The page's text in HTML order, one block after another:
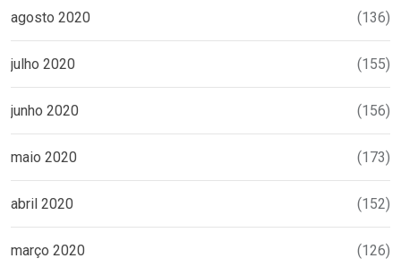
agosto 2020 (136)
julho 2020 (155)
junho 2020 (156)
maio 2020 (173)
abril 2020 (152)
março 2020 (126)